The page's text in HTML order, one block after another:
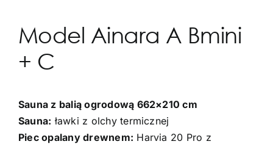
Model Ainara A Bmini
+ C
Sauna z balią ogrodową 662×210 cm
Sauna: ławki z olchy termicznej
Piec opalany drewnem: Harvia 20 Pro z